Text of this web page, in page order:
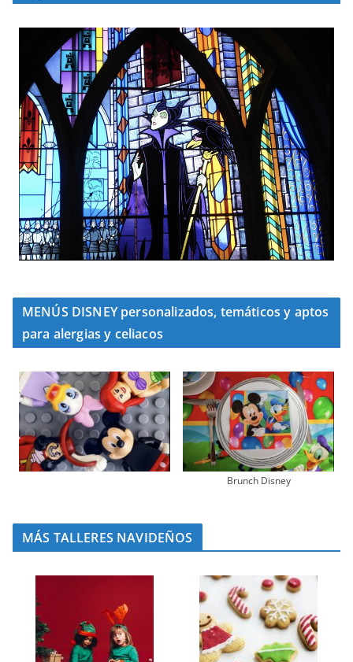
MENÚS DISNEY personalizados, temáticos y aptos
para alergias y celiacos
Brunch Disney
MÁS TALLERES NAVIDEÑOS